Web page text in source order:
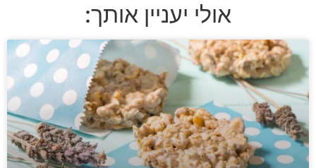
אולי יעניין אותך: